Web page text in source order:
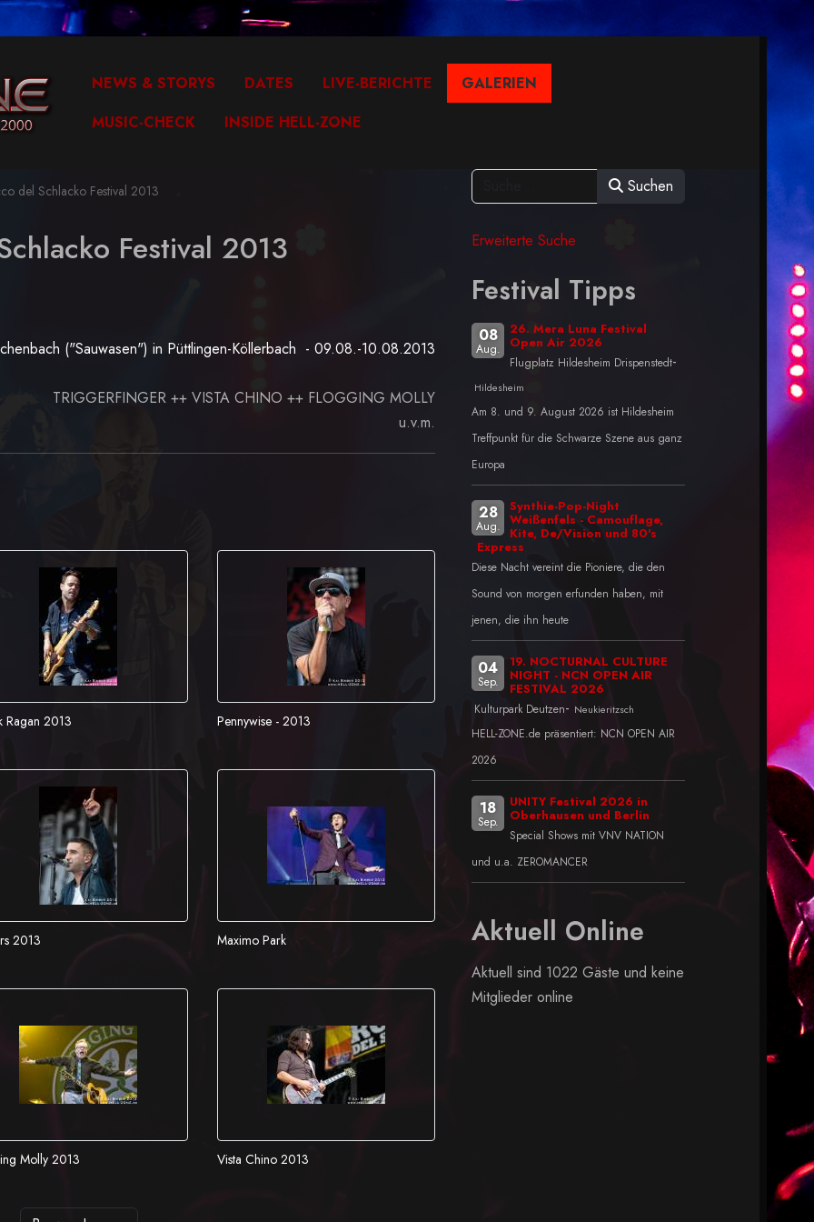
NEWS & STORYS DATES LIVE-BERICHTE
GALERIEN
MUSIC-CHECK
INSIDE HELL-ZONE
del Schlacko Festival 2013
Festival 2013
("Sauwasen") in Püttlingen-Köllerbach - 09.08.-10.08.2013
TRIGGERFINGER ++ VISTA CHINO ++ FLOGGING MOLLY
u.v.m.
Ragan 2013 Pennywise - 2013
2013 Maximo Park
Molly 2013 Vista Chino 2013
Suchen
Erweiterte Suche
Festival Tipps
08
Aug.
26. Mera Luna Festival
Open Air 2026
Flugplatz Hildesheim Drispenstedt-
Hildesheim
Am 8. und 9. August 2026 ist Hildesheim
Treffpunkt für die Schwarze Szene aus ganz
Europa
28
Aug.
Synthie-Pop-Night
Weißenfels - Camouflage,
Kite, De/Vision und 80's
Express
Diese Nacht vereint die Pioniere, die den
Sound von morgen erfunden haben, mit
jenen, die ihn heute
04
Sep.
19. NOCTURNAL CULTURE
NIGHT - NCN OPEN AIR
FESTIVAL 2026
Kulturpark Deutzen- Neukieritzsch
HELL-ZONE.de präsentiert: NCN OPEN AIR
2026
18
Sep.
UNITY Festival 2026 in
Oberhausen und Berlin
Special Shows mit VNV NATION
und u.a. ZEROMANCER
Aktuell Online
Aktuell sind 1022 Gäste und keine
Mitglieder online